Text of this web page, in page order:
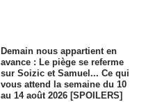
Demain nous appartient en
avance : Le piège se referme
sur Soizic et Samuel... Ce qui
vous attend la semaine du 10
au 14 août 2026 [SPOILERS]